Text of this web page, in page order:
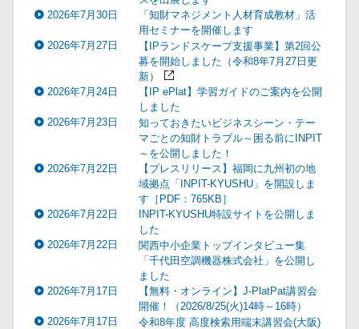
2026年7月30日
「知財マネジメント人材育成教材」活
用セミナーを開催します
2026年7月27日
【IPランドスケープ支援事業】第2回公
募を開始しました（令和8年7月27日更
新）
2026年7月24日
【IP ePlat】学習ガイドのご案内を公開
しました
2026年7月23日
知っておきたいビジネスシーン・テー
マごとの知財トラブル～困る前にINPIT
～を公開しました！
2026年7月22日
【プレスリリース】福岡に九州初の地
域拠点「INPIT-KYUSHU」を開設しま
す［PDF：765KB］
2026年7月22日
INPIT-KYUSHU特設サイトを公開しま
した
2026年7月22日
関西中小企業トップインタビュー集
「千代田空調機器株式会社」を公開し
ました
2026年7月17日
【無料・オンライン】J-PlatPat講習会
開催！（2026/8/25(火)14時～16時）
2026年7月17日
令和8年度 高度検索用端末講習会(大阪)